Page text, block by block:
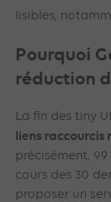
lisibles,
Pourquoi
réduction
La fin des tiny
liens raccourcis
précisément, 99
cours des 30
proposer un